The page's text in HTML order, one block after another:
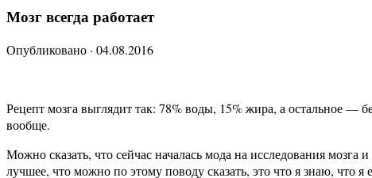
Мозг всегда работает
Опубликовано · 04.08.2016
Рецепт мозга выглядит так: 78% воды, 15% жира, а остальное —
вообще.
Можно сказать, что сейчас началась мода на исследования мозга
лучшее, что можно по этому поводу сказать, это что я знаю, что